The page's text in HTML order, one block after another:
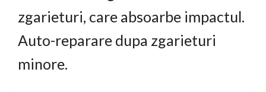
zgarieturi, care absoarbe impactul.
Auto-reparare dupa zgarieturi
minore.